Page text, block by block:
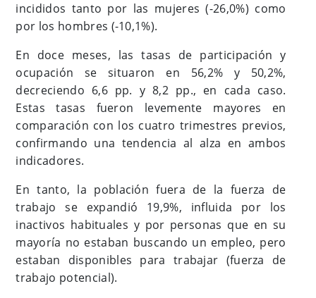
incididos tanto por las mujeres (-26,0%) como
por los hombres (-10,1%).
En doce meses, las tasas de participación y
ocupación se situaron en 56,2% y 50,2%,
decreciendo 6,6 pp. y 8,2 pp., en cada caso.
Estas tasas fueron levemente mayores en
comparación con los cuatro trimestres previos,
confirmando una tendencia al alza en ambos
indicadores.
En tanto, la población fuera de la fuerza de
trabajo se expandió 19,9%, influida por los
inactivos habituales y por personas que en su
mayoría no estaban buscando un empleo, pero
estaban disponibles para trabajar (fuerza de
trabajo potencial).